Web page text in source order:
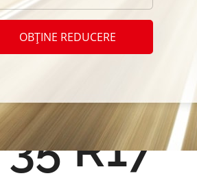
Resetează filtrul
R17
OBȚINE REDUCERE